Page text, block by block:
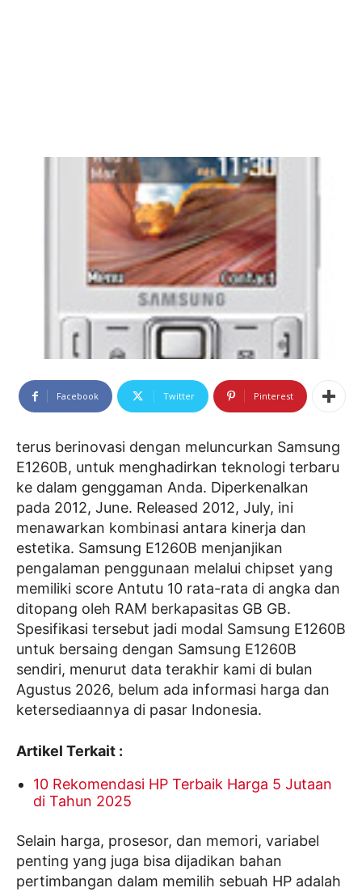
Facebook Twitter Pinterest
terus berinovasi dengan meluncurkan Samsung
E1260B, untuk menghadirkan teknologi terbaru
ke dalam genggaman Anda. Diperkenalkan
pada 2012, June. Released 2012, July, ini
menawarkan kombinasi antara kinerja dan
estetika. Samsung E1260B menjanjikan
pengalaman penggunaan melalui chipset yang
memiliki score Antutu 10 rata-rata di angka dan
ditopang oleh RAM berkapasitas GB GB.
Spesifikasi tersebut jadi modal Samsung E1260B
untuk bersaing dengan Samsung E1260B
sendiri, menurut data terakhir kami di bulan
Agustus 2026, belum ada informasi harga dan
ketersediaannya di pasar Indonesia.
Artikel Terkait :
10 Rekomendasi HP Terbaik Harga 5 Jutaan
di Tahun 2025
Selain harga, prosesor, dan memori, variabel
penting yang juga bisa dijadikan bahan
pertimbangan dalam memilih sebuah HP adalah